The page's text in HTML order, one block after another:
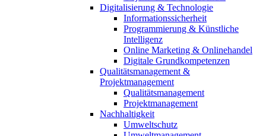
Digitalisierung & Technologie
Informationssicherheit
Programmierung & Künstliche
Intelligenz
Online Marketing & Onlinehandel
Digitale Grundkompetenzen
Qualitätsmanagement &
Projektmanagement
Qualitätsmanagement
Projektmanagement
Nachhaltigkeit
Umweltschutz